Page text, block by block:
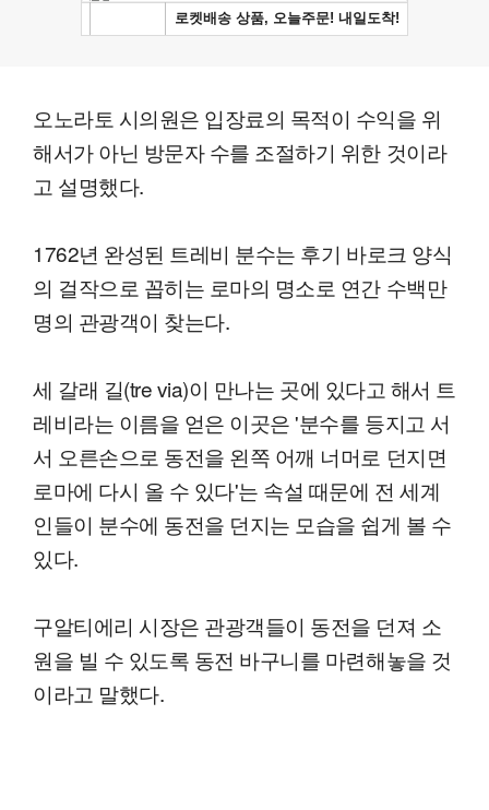
오노라토 시의원은 입장료의 목적이 수익을 위
해서가 아닌 방문자 수를 조절하기 위한 것이라
고 설명했다.
1762년 완성된 트레비 분수는 후기 바로크 양식
의 걸작으로 꼽히는 로마의 명소로 연간 수백만
명의 관광객이 찾는다.
세 갈래 길(tre via)이 만나는 곳에 있다고 해서 트
레비라는 이름을 얻은 이곳은 '분수를 등지고 서
서 오른손으로 동전을 왼쪽 어깨 너머로 던지면
로마에 다시 올 수 있다'는 속설 때문에 전 세계
인들이 분수에 동전을 던지는 모습을 쉽게 볼 수
있다.
구알티에리 시장은 관광객들이 동전을 던져 소
원을 빌 수 있도록 동전 바구니를 마련해놓을 것
이라고 말했다.